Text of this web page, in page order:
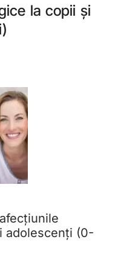
la copii și
adolescenți (0-